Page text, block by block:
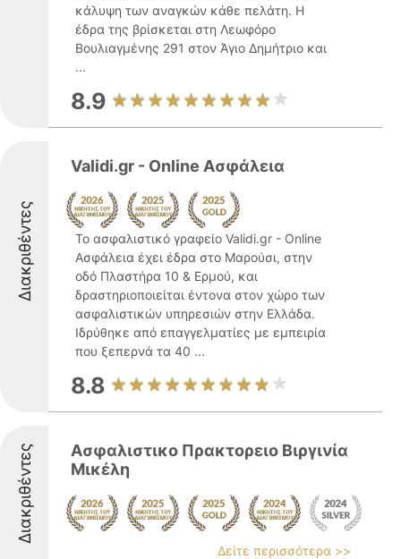
κάλυψη των αναγκών κάθε πελάτη. Η
έδρα της βρίσκεται στη Λεωφόρο
Βουλιαγμένης 291 στον Άγιο Δημήτριο και
...
8.9
Διακριθέντες
Validi.gr - Online Ασφάλεια
Το ασφαλιστικό γραφείο Validi.gr - Online
Ασφάλεια έχει έδρα στο Μαρούσι, στην
οδό Πλαστήρα 10 & Ερμού, και
δραστηριοποιείται έντονα στον χώρο των
ασφαλιστικών υπηρεσιών στην Ελλάδα.
Ιδρύθηκε από επαγγελματίες με εμπειρία
που ξεπερνά τα 40 ...
8.8
Διακριθέντες
Ασφαλιστικο Πρακτορειο Βιργινία
Μικέλη
Δείτε περισσότερα >>